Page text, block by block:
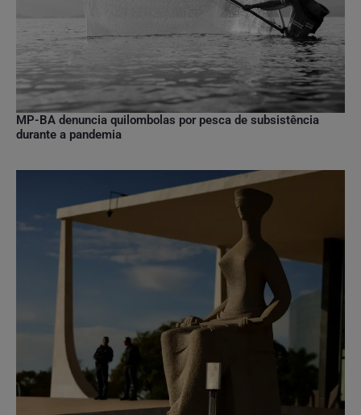
MP-BA denuncia quilombolas por pesca de subsistência
durante a pandemia